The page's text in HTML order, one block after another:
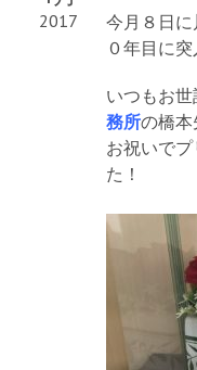
2017
今月８日に
０年目に突
いつもお
務所の橋本
お祝いで
た！